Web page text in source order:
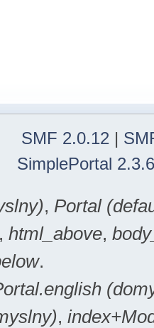
SMF 2.0.12 |
SimplePortal
, Portal
html_above,
.
,